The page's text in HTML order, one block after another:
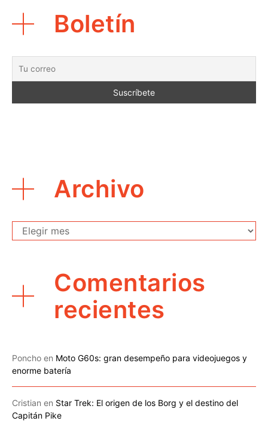
Boletín
Archivo
Archivo
Comentarios
recientes
Poncho en Moto G60s: gran desempeño para videojuegos y
enorme batería
Cristian en Star Trek: El origen de los Borg y el destino del
Capitán Pike